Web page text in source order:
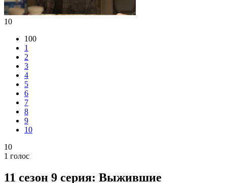
10
100
1
2
3
4
5
6
7
8
9
10
10
1 голос
11 сезон 9 серия: Выжившие